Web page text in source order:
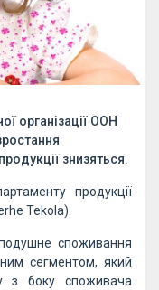
організації ООН
знизяться.
продукції
Tekola).
споживання
сегментом, який
з боку споживача